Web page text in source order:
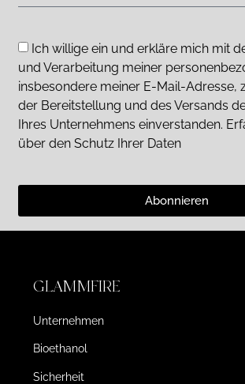
Ich willige ein und erkläre mich mit
und Verarbeitung meiner
insbesondere meiner E-Mail-Adresse,
der Bereitstellung und des Versands
Ihres Unternehmens einverstanden.
über den Schutz Ihrer Daten
Abonnieren
GLAMMFIRE
Unternehmen
Bioethanol
Sicherheit